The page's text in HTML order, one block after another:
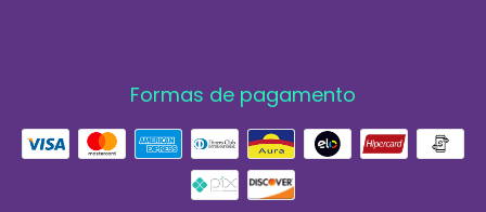
Formas de pagamento